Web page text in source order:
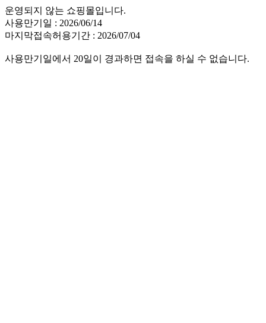
운영되지 않는 쇼핑몰입니다.
사용만기일 : 2026/06/14
마지막접속허용기간 : 2026/07/04
사용만기일에서 20일이 경과하면 접속을 하실 수 없습니다.